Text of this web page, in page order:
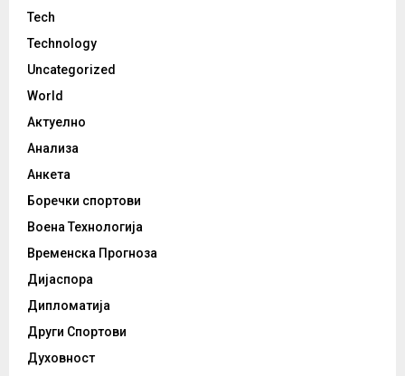
Tech
Technology
Uncategorized
World
Актуелно
Анализа
Анкета
Боречки спортови
Воена Технологија
Временска Прогноза
Дијаспора
Дипломатија
Други Спортови
Духовност